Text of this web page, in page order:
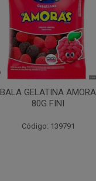
BALA GELATINA AMORA
80G FINI
Código: 139791